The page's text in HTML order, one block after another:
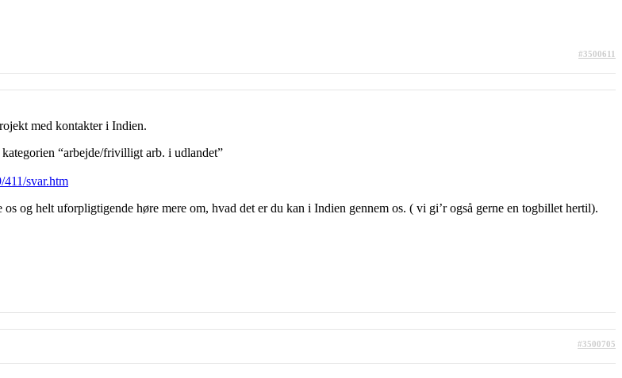
#3500611
med kontakter i Indien.
“arbejde/frivilligt arb. i udlandet”
411/svar.htm
og helt uforpligtigende høre mere om, hvad det er du kan i Indien gennem os. ( vi gi’r også gerne en togbillet hertil).
#3500705